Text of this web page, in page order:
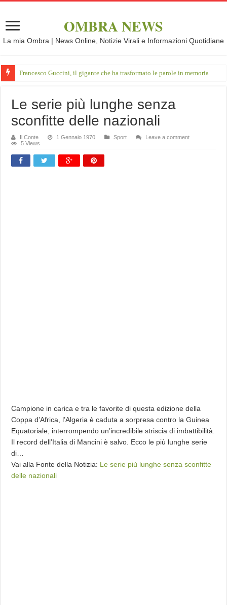
OMBRA NEWS
La mia Ombra | News Online, Notizie Virali e Informazioni Quotidiane
Francesco Guccini, il gigante che ha trasformato le parole in memoria
Le serie più lunghe senza
sconfitte delle nazionali
Il Conte 1 Gennaio 1970 Sport
Leave a comment
5 Views
Campione in carica e tra le favorite di questa edizione della
Coppa d’Africa, l’Algeria è caduta a sorpresa contro la Guinea
Equatoriale, interrompendo un’incredibile striscia di imbattibilità.
Il record dell’Italia di Mancini è salvo. Ecco le più lunghe serie
di…
Vai alla Fonte della Notizia: Le serie più lunghe senza sconfitte
delle nazionali